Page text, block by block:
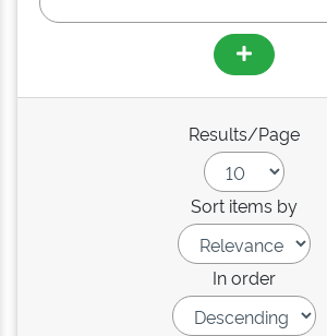
Results/Page
Sort items by
In order